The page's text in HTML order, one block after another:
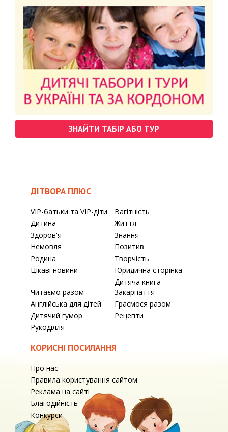
ЗНАЙТИ ТАБІР АБО ТУР
ДІТВОРА ПЛЮС
VIP-батьки та VIP-діти
Вагітність
Дитина
Життя
Здоров'я
Знання
Немовля
Позитив
Родина
Творчість
Цікаві новини
Юридична сторінка
Читаємо разом
Дитяча книга
Закарпаття
Англійська для дітей
Граємося разом
Дитячий гумор
Рецепти
Рукоділля
КОРИСНІ ПОСИЛАННЯ
Про нас
Правила користування сайтом
Реклама на сайті
Благодійність
Конкурси